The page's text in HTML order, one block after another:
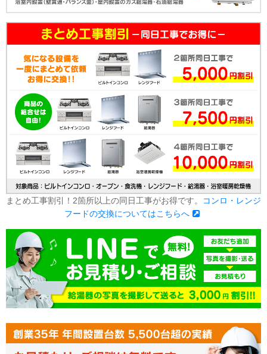
まとめ工事割引！2箇所以上の同日工事がお得です。
コンロ・レンジ
フードの交換についてはこちらへ